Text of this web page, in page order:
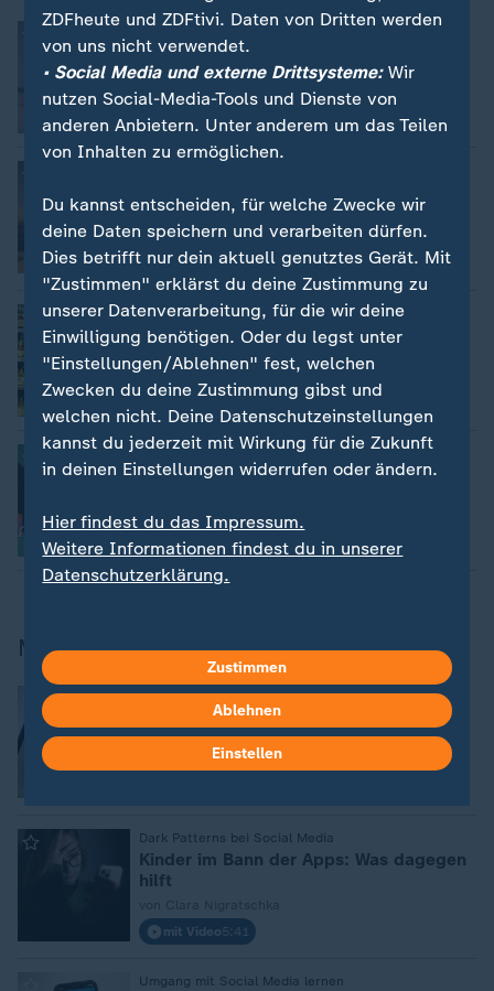
Eine der häufigsten Todesursachen
Jährlich sieben Millionen
Klinikbehandlungen wegen Alkohols
mit Video0:20
hat mir Angst gemacht"
von Caroline Drees
mit Video7:52
Handbuch zur Krebsprävention
:
Alkoholkonsum: WHO warnt Europäer
Alkohol und Sucht
Terra Xplore: Sucht in der Familie: Bist
mit Video26:59
Mehr zum Thema Online-Sucht
Töpfern statt TikTok
Klinik gegen Mediensucht: Jugendliche
lernen Handyzeit neu
von Leon Müller
Dark Patterns bei Social Media
Kinder im Bann der Apps: Was dagegen
hilft
mit Video5:41
Umgang mit Social Media lernen
ZDFheute und ZDFtivi. Daten von Dritten werden
von uns nicht verwendet.
• Social Media und externe Drittsysteme:Wir
nutzen Social-Media-Tools und Dienste von
anderen Anbietern. Unter anderem um das Teilen
von Inhalten zu ermöglichen.
Du kannst entscheiden, für welche Zwecke wir
deine Daten speichern und verarbeiten dürfen.
Dies betrifft nur dein aktuell genutztes Gerät. Mit
"Zustimmen" erklärst du deine Zustimmung zu
unserer Datenverarbeitung, für die wir deine
Einwilligung benötigen. Oder du legst unter
"Einstellungen/Ablehnen" fest, welchen
Zwecken du deine Zustimmung gibst und
welchen nicht. Deine Datenschutzeinstellungen
kannst du jederzeit mit Wirkung für die Zukunft
in deinen Einstellungen widerrufen oder ändern.
Hier findest du das Impressum.
Weitere Informationen findest du in unserer
Datenschutzerklärung.
Zustimmen
Ablehnen
Einstellen